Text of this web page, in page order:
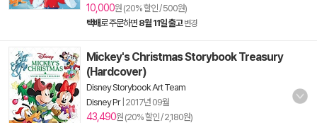
10,000원 (20% 할인 / 500원)
택배로 주문하면 8월 11일 출고 변경
Mickey's Christmas Storybook Treasury
(Hardcover)
Disney Storybook Art Team
Disney Pr| 2017년 09월
43,490원 (20% 할인 / 2,180원)